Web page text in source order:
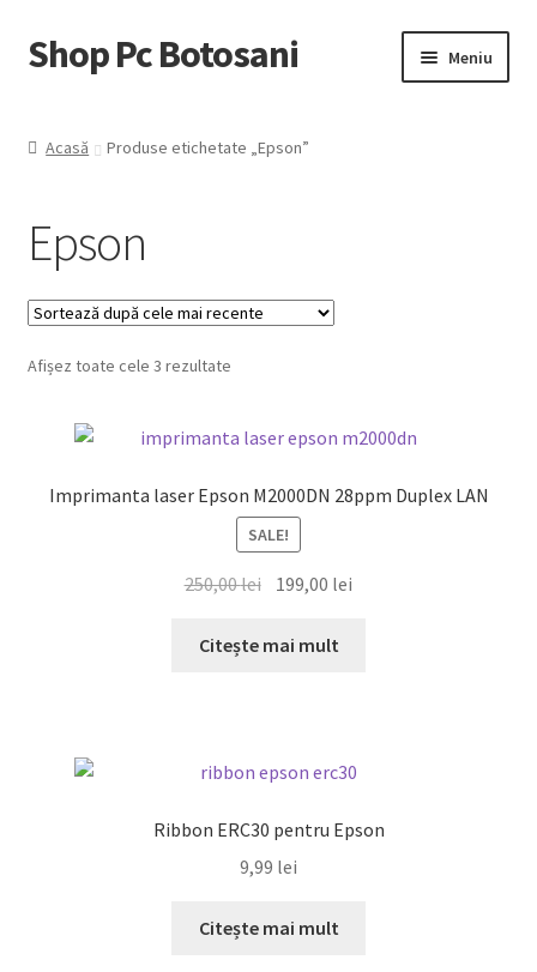
Sari
la
Sari
la
Shop Pc Botosani Meniu
Coş
Trimite Comanda
Acasă Produse etichetate „Epson”
Epson
Afișez toate cele 3 rezultateSortat
mai
Imprimanta laser Epson M2000DN 28ppm Duplex LAN
SALE!
250,00lei Prețul
a
199,00 lei
Citește mai mult
Ribbon ERC30 pentru Epson
9,99 lei
Citește mai mult